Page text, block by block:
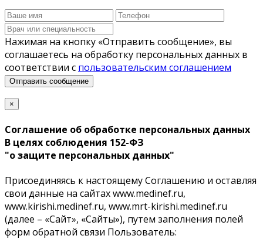
Нажимая на кнопку «Отправить сообщение», вы
соглашаетесь на обработку персональных данных в
соответствии с пользовательским соглашением
Отправить сообщение
×
Соглашение об обработке персональных данных
В целях соблюдения 152-ФЗ
"о защите персональных данных"
Присоединяясь к настоящему Соглашению и оставляя
свои данные на cайтах www.medinef.ru,
www.kirishi.medinef.ru, www.mrt-kirishi.medinef.ru
(далее – «Сайт», «Сайты»), путем заполнения полей
форм обратной связи Пользователь: